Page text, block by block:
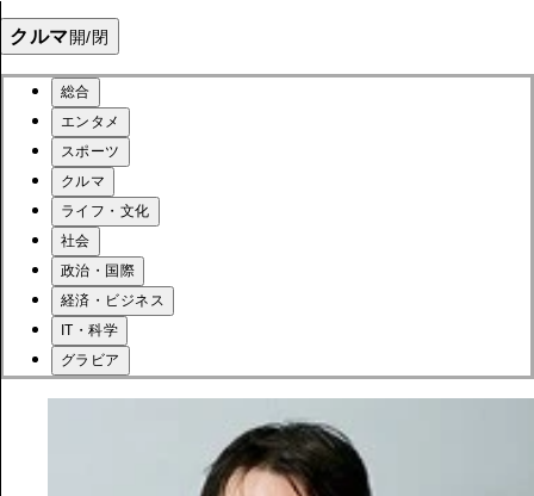
クルマ開/閉
総合
エンタメ
スポーツ
クルマ
ライフ・文化
社会
政治・国際
経済・ビジネス
IT・科学
グラビア